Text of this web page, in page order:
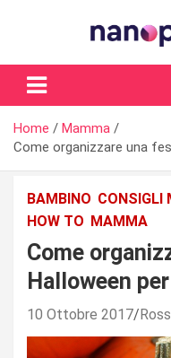
Il magazine femminile di
Home
Mamma
Come organizzare una
BAMBINO CONSIGLI
HOW TO MAMMA
Come
Halloween
10 Ottobre 2017